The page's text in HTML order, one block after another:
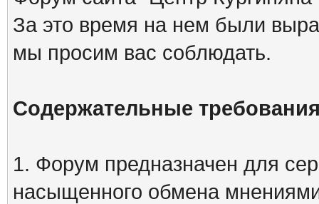
За это время на нем были
мы просим вас соблюдать.
Содержательные
1. Форум предназначен для
насыщенного обмена